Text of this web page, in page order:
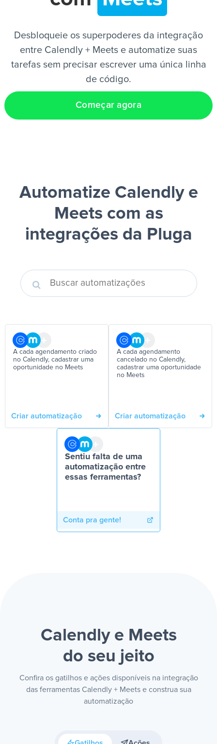
Desbloqueie os superpoderes da integração
entre Calendly + Meets e automatize suas
tarefas sem precisar escrever uma única linha
de código.
Começar agora
Automatize Calendly e
Meets com as
integrações da Pluga
A cada agendamento criado
no Calendly, cadastrar uma
oportunidade no Meets
Criar automatização
A cada agendamento
cancelado no Calendly,
cadastrar uma oportunidade
no Meets
Criar automatização
Sentiu falta de uma
automatização entre
essas ferramentas?
Conta pra gente!
Calendly e Meets
do seu jeito
Confira os gatilhos e ações disponíveis na integração
das ferramentas Calendly + Meets e construa sua
automatização